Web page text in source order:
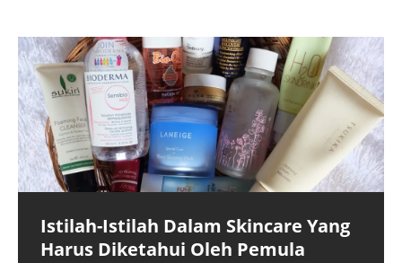
Istilah-Istilah Dalam Skincare Yang
Harus Diketahui Oleh Pemula